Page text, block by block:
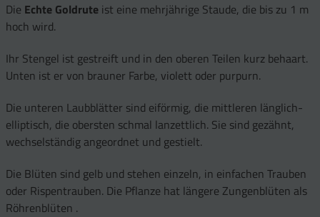
Die Echte Goldrute ist eine mehrjährige Staude, die bis zu 1 m
hoch wird.
Ihr Stengel ist gestreift und in den oberen Teilen kurz behaart.
Unten ist er von brauner Farbe, violett oder purpurn.
Die unteren Laubblätter sind eiförmig, die mittleren länglich-
elliptisch, die obersten schmal lanzettlich. Sie sind gezähnt,
wechselständig angeordnet und gestielt.
Die Blüten sind gelb und stehen einzeln, in einfachen Trauben
oder Rispentrauben. Die Pflanze hat längere Zungenblüten als
Röhrenblüten .